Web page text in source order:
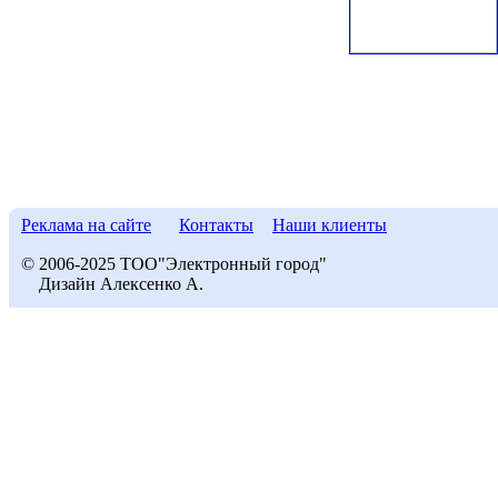
Реклама на сайте Контакты Наши клиенты
© 2006-2025 ТОО"Электронный город"
Дизайн Алексенко А.